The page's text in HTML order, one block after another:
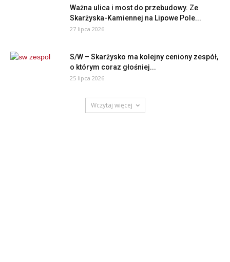
Ważna ulica i most do przebudowy. Ze
Skarżyska-Kamiennej na Lipowe Pole...
27 lipca 2026
S/W – Skarżysko ma kolejny ceniony zespół,
o którym coraz głośniej...
25 lipca 2026
Wczytaj więcej